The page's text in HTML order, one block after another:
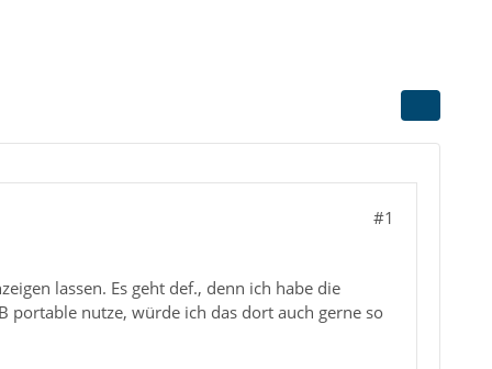
#1
lassen. Es geht def., denn ich habe die
portable nutze, würde ich das dort auch gerne so